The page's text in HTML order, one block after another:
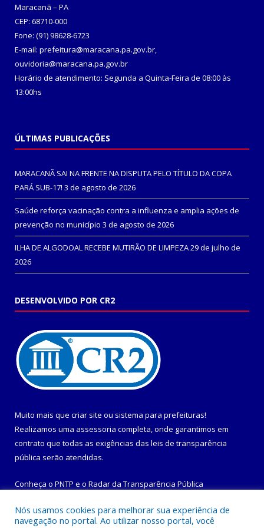
Maracanã – PA
CEP: 68710-000
Fone: (91) 98628-6723
E-mail: prefeitura@maracana.pa.gov.br,
ouvidoria@maracana.pa.gov.br
Horário de atendimento: Segunda a Quinta-Feira de 08:00 às
13:00hs
ÚLTIMAS PUBLICAÇÕES
MARACANÃ SAI NA FRENTE NA DISPUTA PELO TÍTULO DA COPA
PARÁ SUB-17! 3 de agosto de 2026
Saúde reforça vacinação contra a influenza e amplia ações de
prevenção no município 3 de agosto de 2026
ILHA DE ALGODOAL RECEBE MUTIRÃO DE LIMPEZA29 de julho de
2026
DESENVOLVIDO POR CR2
Muito mais que criar site ou sistema para prefeituras!
Realizamos uma assessoria completa, onde garantimos em
contrato que todas as exigências das leis de transparência
pública serão atendidas.
Conheça o PNTP e o Radar da Transparência Pública
Nós usamos cookies para melhorar sua experiência de
navegação no portal. Ao utilizar nosso portal, você